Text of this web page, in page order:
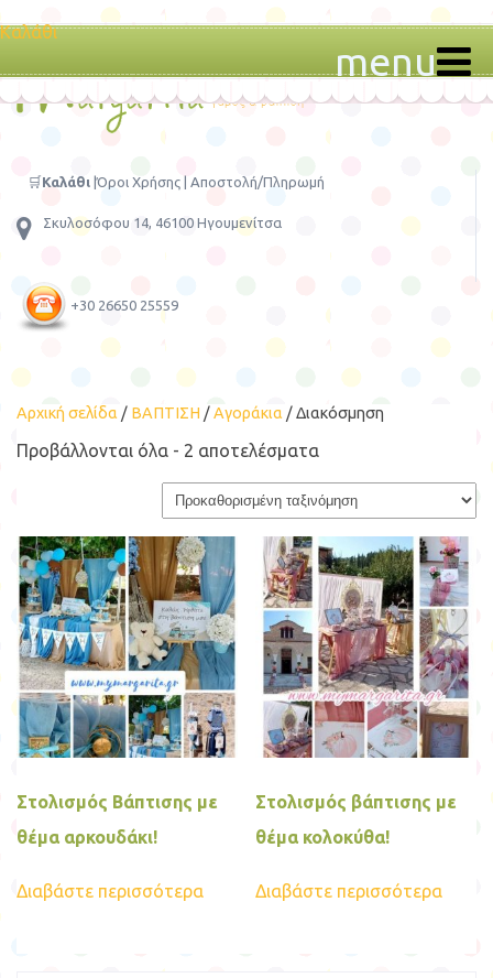
🛒Καλάθι |Όροι Χρήσης Αποστολή/Πληρωμή
Σκυλοσόφου 14, 46100 Ηγουμενίτσα
+30 26650 25559
Καλάθι
menu
Αρχική σελίδα / ΒΑΠΤΙΣΗ /Αγοράκια / Διακόσμηση
Προβάλλονται όλα - 2 αποτελέσματα
Στολισμός Βάπτισης με
θέμα αρκουδάκι!
Διαβάστε περισσότερα
Στολισμός βάπτισης με
θέμα κολοκύθα!
Διαβάστε περισσότερα